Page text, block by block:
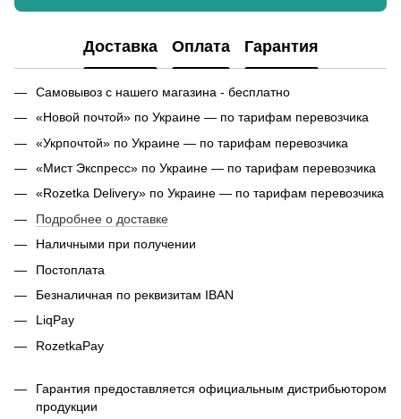
Доставка Оплата Гарантия
Самовывоз с нашего магазина - бесплатно
«Новой почтой» по Украине — по тарифам перевозчика
«Укрпочтой» по Украине — по тарифам перевозчика
«Мист Экспресс» по Украине — по тарифам перевозчика
«Rozetka Delivery» по Украине — по тарифам перевозчика
Подробнее о доставке
Наличными при получении
Постоплата
Безналичная по реквизитам IBAN
LiqPay
RozetkaPay
Гарантия предоставляется официальным дистрибьютором
продукции